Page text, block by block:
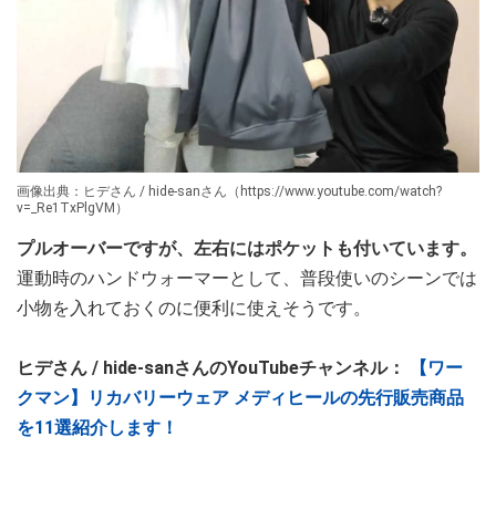
画像出典：ヒデさん / hide-sanさん（https://www.youtube.com/watch?
v=_Re1TxPlgVM）
プルオーバーですが、左右にはポケットも付いています。
運動時のハンドウォーマーとして、普段使いのシーンでは
小物を入れておくのに便利に使えそうです。
ヒデさん / hide-sanさんのYouTubeチャンネル：
【ワー
クマン】リカバリーウェア メディヒールの先行販売商品
を11選紹介します！